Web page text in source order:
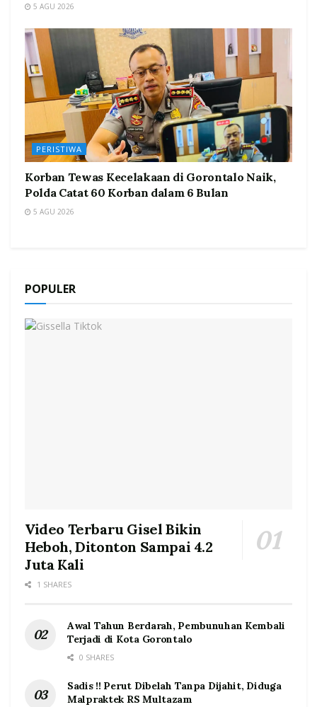
5 AGU 2026
PERISTIWA
Korban Tewas Kecelakaan di Gorontalo Naik,
Polda Catat 60 Korban dalam 6 Bulan
5 AGU 2026
POPULER
Video Terbaru Gisel Bikin
Heboh, Ditonton Sampai 4.2
Juta Kali
1 SHARES
Awal Tahun Berdarah, Pembunuhan Kembali
Terjadi di Kota Gorontalo
0 SHARES
Sadis !! Perut Dibelah Tanpa Dijahit, Diduga
Malpraktek RS Multazam